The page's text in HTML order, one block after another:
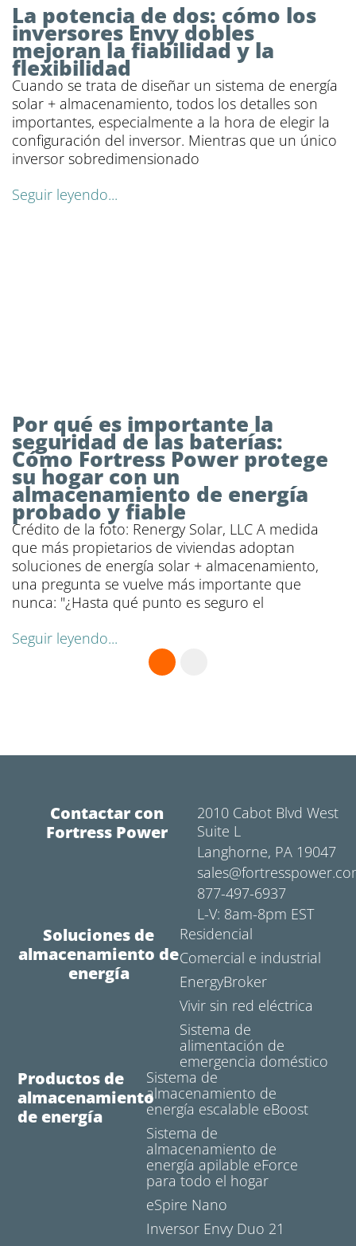
La potencia de dos: cómo los
inversores Envy dobles
mejoran la fiabilidad y la
flexibilidad
Cuando se trata de diseñar un sistema de energía
solar + almacenamiento, todos los detalles son
importantes, especialmente a la hora de elegir la
configuración del inversor. Mientras que un único
inversor sobredimensionado
Seguir leyendo...
Por qué es importante la
seguridad de las baterías:
Cómo Fortress Power protege
su hogar con un
almacenamiento de energía
probado y fiable
Crédito de la foto: Renergy Solar, LLC A medida
que más propietarios de viviendas adoptan
soluciones de energía solar + almacenamiento,
una pregunta se vuelve más importante que
nunca: "¿Hasta qué punto es seguro el
Seguir leyendo...
Contactar con
Fortress Power
2010 Cabot Blvd West
Suite L
Langhorne, PA 19047
877-497-6937
L-V: 8am-8pm EST
Soluciones de
almacenamiento de
energía
Residencial
Comercial e industrial
EnergyBroker
Vivir sin red eléctrica
Sistema de
alimentación de
emergencia doméstico
Productos de
almacenamiento
de energía
Sistema de
almacenamiento de
energía escalable eBoost
Sistema de
almacenamiento de
energía apilable eForce
para todo el hogar
eSpire Nano
Inversor Envy Duo 21